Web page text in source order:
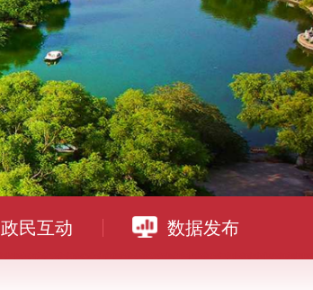
政民互动 数据发布